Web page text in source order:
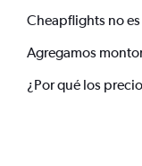
Cheapflights no
Agregamos
¿Por qué los